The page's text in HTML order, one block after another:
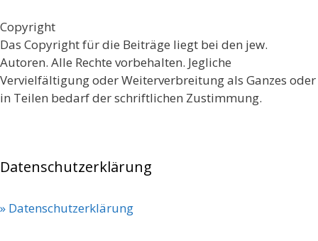
Copyright
Das Copyright für die Beiträge liegt bei den jew.
Autoren. Alle Rechte vorbehalten. Jegliche
Vervielfältigung oder Weiterverbreitung als Ganzes oder
in Teilen bedarf der schriftlichen Zustimmung.
Datenschutzerklärung
» Datenschutzerklärung